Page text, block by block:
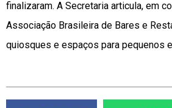
finalizaram. A Secretaria articula, em
Associação Brasileira de Bares e
quiosques e espaços para pequenos